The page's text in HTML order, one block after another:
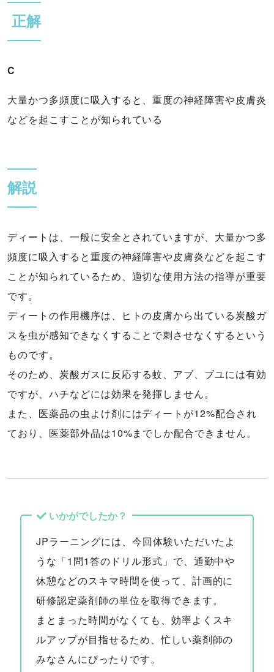
正解
C
大量かつ多頻度に吸入すると、重度の神経障害や皮膚炎
などを起こすことが知られている
解説
ディートは、一般に安全とされていますが、大量かつ多
頻度に吸入すると重度の神経障害や皮膚炎などを起こす
ことが知られているため、適切な使用方法の指導が重要
です。
ディートの作用機序は、ヒトの皮膚から出ている炭酸ガ
スを虫が感知できなくすることで刺させなくするという
ものです。
そのため、炭酸ガスに反応する蚊、アブ、ブユには有効
ですが、ハチなどには効果を発揮しません。
また、医薬品の虫よけ剤にはディートが12%配合され
ており、医薬部外品は10%までしか配合できません。
いかがでしたか？
JPラーニングには、今回体験いただいたよ
うな「1問1答のドリル形式」で、通勤中や
休憩などのスキマ時間を使って、計画的に
研修認定薬剤師の単位を取得できます。
まとまった時間がなくても、効率よくスキ
ルアップが目指せるため、忙しい薬剤師の
みなさんにぴったりです。